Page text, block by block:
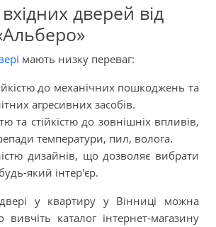
дверей від
мають низку переваг:
до механічних пошкоджень та
агресивних засобів.
та стійкістю до зовнішніх впливів,
температури, пил, волога.
дизайнів, що дозволяє вибрати
який інтер'єр.
у квартиру у Вінниці можна
каталог інтернет-магазину